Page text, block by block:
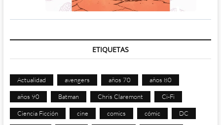
ETIQUETAS
Actualidad avengers años 70 años 80
años 90 Batman Chris Claremont Ci-Fi
Ciencia Ficción cine comics cómic DC